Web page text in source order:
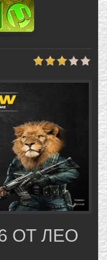
ОТ ЛЕО